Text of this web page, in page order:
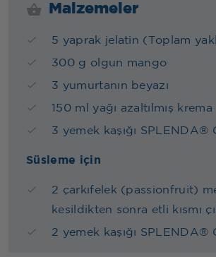
Malzemeler
5 yaprak jelatin (Toplam
300 g olgun mango
3 yumurtanın beyazı
150 ml yağı azaltılmış krema
3 yemek kaşığı SPLENDA®
Süsleme için
2 çarkıfelek (passionfruit)
kesildikten sonra etli kısmı
2 yemek kaşığı SPLENDA®